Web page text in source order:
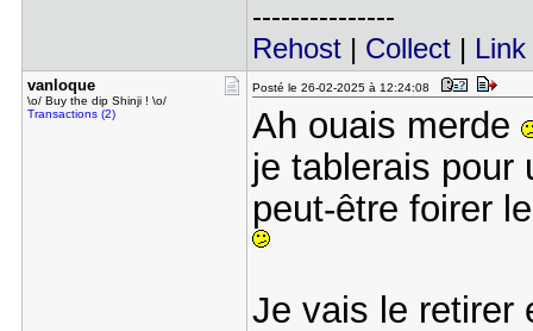
---------------
Rehost| Collect| Link
vanloque
\o/ Buy the dip Shinji ! \o/
Transactions (2)
Posté le 26-02-2025 à 12:24:08
Ah ouais merde
je tablerais pour
peut-être foirer
Je vais le retirer